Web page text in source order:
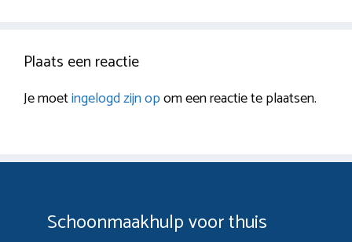
Plaats een reactie
Je moetingelogd zijn opom een reactie te plaatsen.
Schoonmaakhulp voor thuis